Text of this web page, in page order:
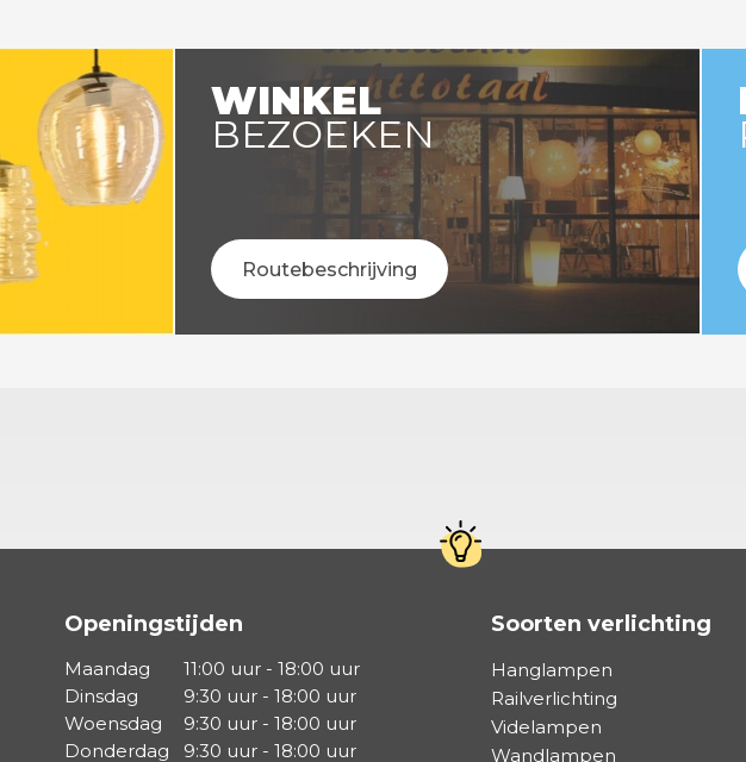
WINKEL
BEZOEKEN
Routebeschrijving
Openingstijden
Maandag
11:00 uur - 18:00 uur
Dinsdag
9:30 uur - 18:00 uur
Woensdag
9:30 uur - 18:00 uur
Donderdag
9:30 uur - 18:00 uur
Soorten verlichting
Hanglampen
Railverlichting
Videlampen
Wandlampen